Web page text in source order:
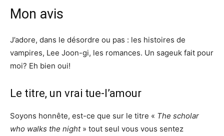
Mon avis
J’adore, dans le désordre ou pas : les histoires de
vampires, Lee Joon-gi, les romances. Un sageuk fait pour
moi? Eh bien oui!
Le titre, un vrai tue-l’amour
Soyons honnête, est-ce que sur le titre « The scholar
who walks the night» tout seul vous vous sentez